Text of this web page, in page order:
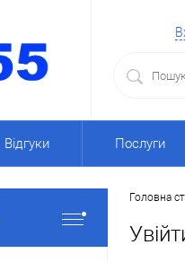
Відгуки Послуги
Головна